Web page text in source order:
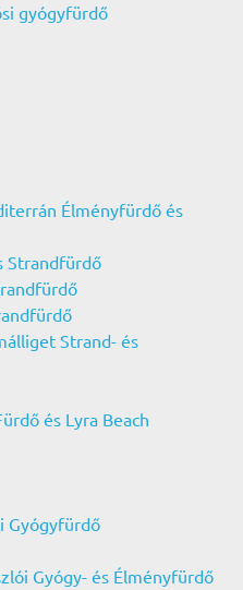
gyógyfürdő
Élményfürdő és
Strandfürdő
Strand- és
és Lyra Beach
Gyógyfürdő
Gyógy- és Élményfürdő